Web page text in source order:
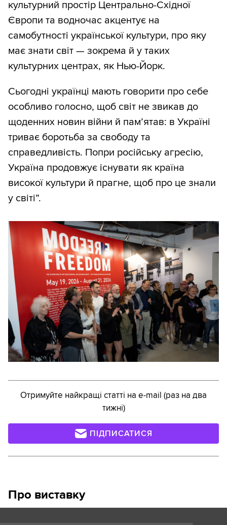
культурний простір Центрально-Східної
Європи та водночас акцентує на
самобутності української культури, про яку
має знати світ — зокрема й у таких
культурних центрах, як Нью-Йорк.
Сьогодні українці мають говорити про себе
особливо голосно, щоб світ не звикав до
щоденних новин війни й пам’ятав: в Україні
триває боротьба за свободу та
справедливість. Попри російську агресію,
Україна продовжує існувати як країна
високої культури й прагне, щоб про це знали
у світі”.
Отримуйте найкращі статті на e-mail (раз на два
тижні)
ПІДПИСАТИСЯ
Про виставку